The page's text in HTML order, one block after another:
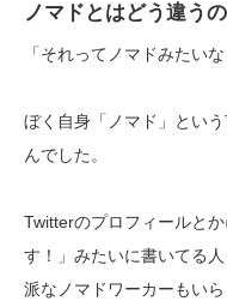
ノマドとはどう違うの
「それってノマドみたい
ぼく自身「ノマド」とい
んでした。
Twitterのプロフィールと
す！」みたいに書いてる
派なノマドワーカーもいら